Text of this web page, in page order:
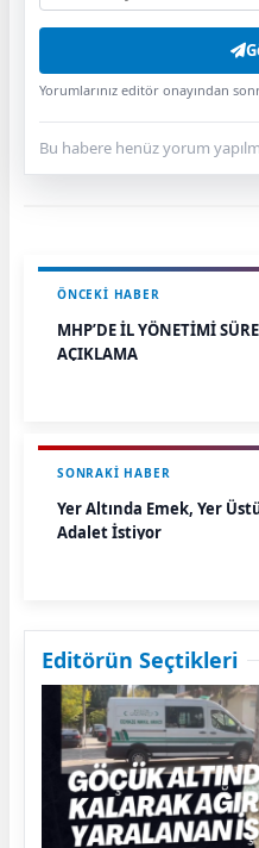
Yorumlarınız editör onayından
Bu habere henüz yorum
ÖNCEKI HABER
MHP’DE İL YÖNETİMİ
AÇIKLAMA
SONRAKI HABER
Yer Altında Emek, Yer
Adalet İstiyor
Editörün Seçtikleri